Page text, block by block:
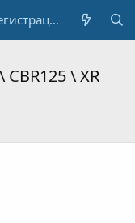
Регистрация
\ XR